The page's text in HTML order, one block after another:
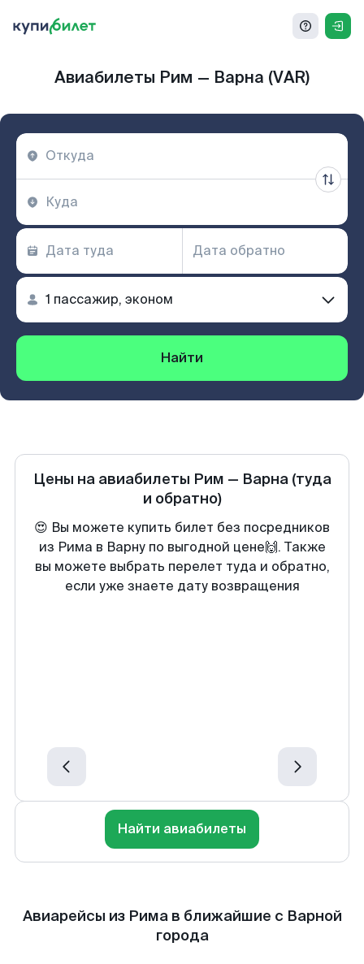
Авиабилеты Рим — Варна (VAR)
Найти
Цены на авиабилеты Рим — Варна (туда
и обратно)
😍 Вы можете купить билет без посредников
из Рима в Варну по выгодной цене🙌. Также
вы можете выбрать перелет туда и обратно,
если уже знаете дату возвращения
Найти авиабилеты
Авиарейсы из Рима в ближайшие с Варной
города